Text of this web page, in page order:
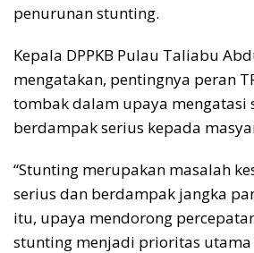
penurunan stunting.
Kepala DPPKB Pulau Taliabu
mengatakan, pentingnya peran
tombak dalam upaya mengatasi
berdampak serius kepada
“Stunting merupakan masalah
serius dan berdampak jangka
itu, upaya mendorong
stunting menjadi prioritas utama